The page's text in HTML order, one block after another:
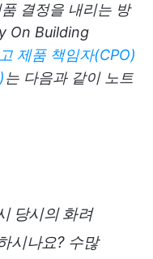
결정을 내리는 방
On Building
제품 책임자(CPO)
는 다음과 같이 노트
당시의 화려
시나요? 수많